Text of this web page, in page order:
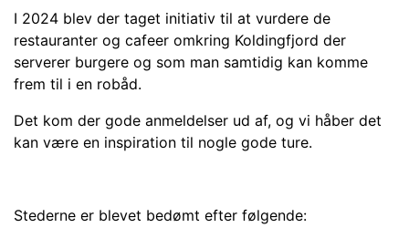
I 2024 blev der taget initiativ til at vurdere de
restauranter og cafeer omkring Koldingfjord der
serverer burgere og som man samtidig kan komme
frem til i en robåd.
Det kom der gode anmeldelser ud af, og vi håber det
kan være en inspiration til nogle gode ture.
Stederne er blevet bedømt efter følgende: